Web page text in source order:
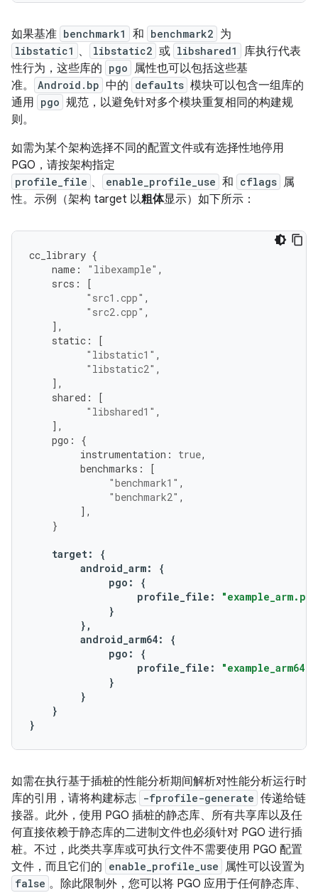
如果基准 benchmark1 和 benchmark2 为
libstatic1 、 libstatic2 或 libshared1
库执行代表
性行为，这些库的 pgo 属性也可以包括这些基
准。
Android.bp 中的 defaults 模块可以包含一组库的
通用 pgo 规范，以避免针对多个模块重复相同的构建规
则。
如需为某个架构选择不同的配置文件或有选择性地停用
PGO，请按架构指定
profile_file 、 enable_profile_use 和 cflags 属
性。示例（架构 target 以粗体显示）如下所示：
cc_library {
name : "libexample" ,
srcs :
[
"src1.cpp" ,
"src2.cpp" ,
],
static :
[
"libstatic1" ,
"libstatic2" ,
],
shared :
[
"libshared1" ,
],
pgo :
{
instrumentation : true,
benchmarks :
[
"benchmark1" ,
"benchmark2" ,
],
}
target:
{
android_arm:
{
pgo :
{
profile_file :
}
},
android_arm64:
{
pgo :
{
profile_file :
}
}
}
}
如需在执行基于插桩的性能分析期间解析对性能分析运行时
库的引用，请将构建标志 -fprofile-generate 传递给链
接器。此外，使用 PGO 插桩的静态库、所有共享库以及任
何直接依赖于静态库的二进制文件也必须针对 PGO 进行插
桩。不过，此类共享库或可执行文件不需要使用 PGO 配置
文件，而且它们的 enable_profile_use 属性可以设置为
false 。除此限制外，您可以将 PGO 应用于任何静态库、